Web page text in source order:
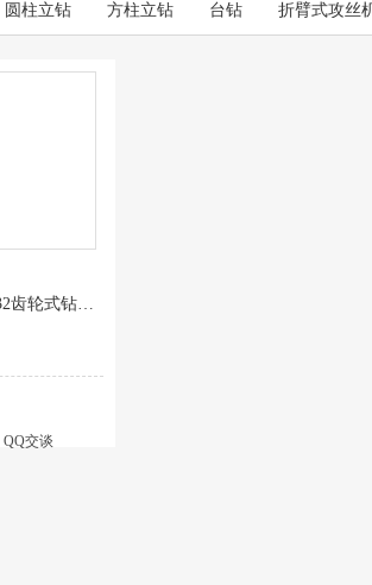
圆柱立钻 方柱立钻 台钻 折臂式攻丝
ZS4032/ZS-40/ZS5032齿轮式钻攻两用机
QQ交谈